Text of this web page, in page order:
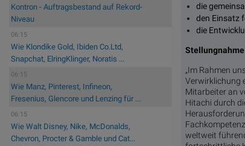
Kontron - Auftragsbestand auf Rekord-
Niveau
06:15
Wie Klondike Gold, Ibiden Co.Ltd,
Snapchat, ElringKlinger, Noratis ...
06:15
Wie Manz, Pinterest, Infineon,
Fresenius, Glencore und Lenzing für ...
06:15
Wie Walt Disney, Nike, McDonalds,
Chevron, Procter & Gamble und Cat...
die
den Einsatz
die
„Im Rahmen
Verwirklichung
Mitarbeiter an
Hitachi durch
weltweit